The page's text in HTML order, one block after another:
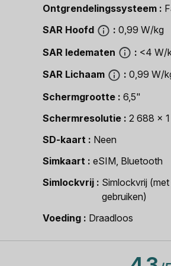
Ontgrendelingssysteem
SAR Hoofd
0,99 W/kg
SAR ledematen
<4 W/
SAR Lichaam
0,99 W/
Schermgrootte
6,5"
Schermresolutie
2 688 x
SD-kaart
Neen
Simkaart
eSIM, Bluetooth
Simlockvrij
Simlockvrij
gebruiken)
Voeding
Draadloos